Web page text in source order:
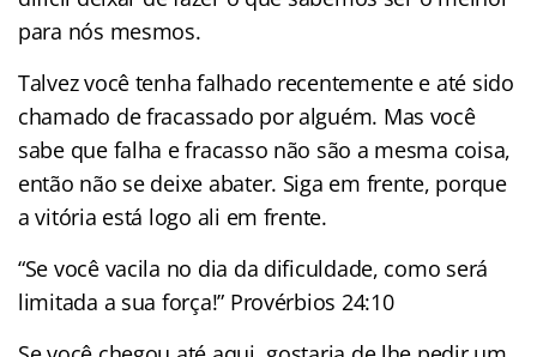
para nós mesmos.
Talvez você tenha falhado recentemente e até sido
chamado de fracassado por alguém. Mas você
sabe que falha e fracasso não são a mesma coisa,
então não se deixe abater. Siga em frente, porque
a vitória está logo ali em frente.
“Se você vacila no dia da dificuldade, como será
limitada a sua força!” Provérbios 24:10